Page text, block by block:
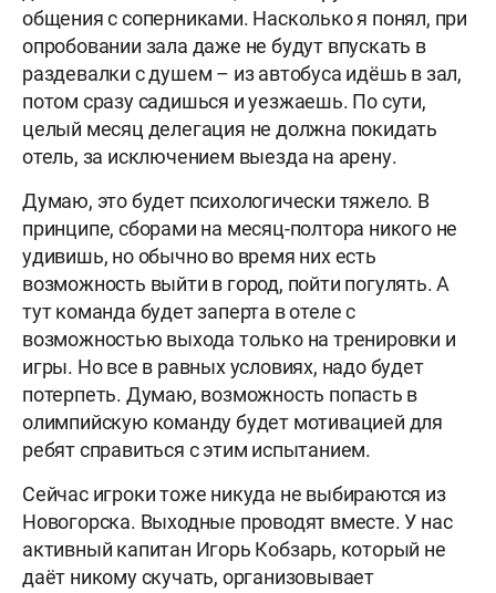
общения с соперниками. Насколько я понял, при
опробовании зала даже не будут впускать в
раздевалки с душем – из автобуса идёшь в зал,
потом сразу садишься и уезжаешь. По сути,
целый месяц делегация не должна покидать
отель, за исключением выезда на арену.
Думаю, это будет психологически тяжело. В
принципе, сборами на месяц-полтора никого не
удивишь, но обычно во время них есть
возможность выйти в город, пойти погулять. А
тут команда будет заперта в отеле с
возможностью выхода только на тренировки и
игры. Но все в равных условиях, надо будет
потерпеть. Думаю, возможность попасть в
олимпийскую команду будет мотивацией для
ребят справиться с этим испытанием.
Сейчас игроки тоже никуда не выбираются из
Новогорска. Выходные проводят вместе. У нас
активный капитан Игорь Кобзарь, который не
даёт никому скучать, организовывает